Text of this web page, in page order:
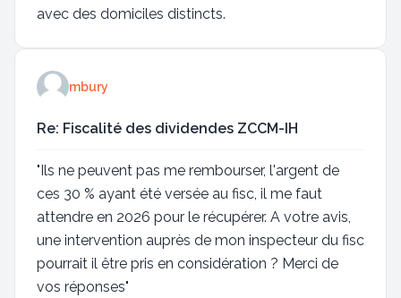
avec des domiciles distincts.
mbury
Re: Fiscalité des dividendes ZCCM-IH
"Ils ne peuvent pas me rembourser, l'argent de
ces 30 % ayant été versée au fisc, il me faut
attendre en 2026 pour le récupérer. A votre avis,
une intervention auprès de mon inspecteur du fisc
pourrait il être pris en considération ? Merci de
vos réponses"